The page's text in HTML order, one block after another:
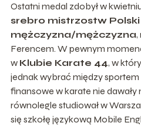
Ostatni medal zdobył w
srebro mistrzostw
mężczyzna/mężczyzna,
Ferencem. W pewnym
w Klubie Karate 44, w
jednak wybrać między
finansowe w karate nie dawały
równolegle studiował w
się szkołę językową Mobile